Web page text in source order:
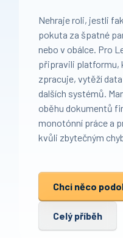
Nehraje roli, jestli
pokuta za špatné
nebo v obálce. Pro
připravili platformu,
zpracuje, vytěží data
dalších systémů.
oběhu dokumentů
monotónní práce a
kvůli zbytečným
Chci něco
Celý příběh